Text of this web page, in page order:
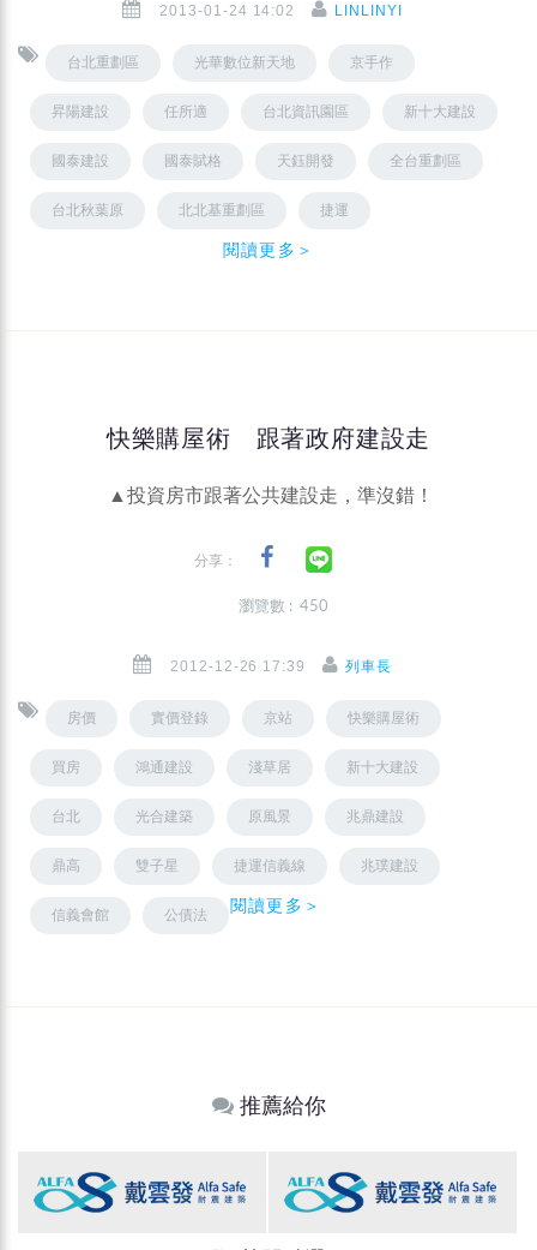
2013-01-24 14:02 LINLINYI
台北重劃區 光華數位新天地 京手作
昇陽建設 任所適 台北資訊園區 新十大建設
國泰建設 國泰賦格 天鈺開發 全台重劃區
台北秋葉原 北北基重劃區 捷運
閱讀更多＞
快樂購屋術 跟著政府建設走
▲投資房市跟著公共建設走，準沒錯！
分享：
瀏覽數 : 450
2012-12-26 17:39 列車長
房價 實價登錄 京站 快樂購屋術
買房 鴻通建設 淺草居 新十大建設
台北 光合建築 原風景 兆鼎建設
鼎高 雙子星 捷運信義線 兆璞建設
信義會館 公債法 閱讀更多＞
推薦給你